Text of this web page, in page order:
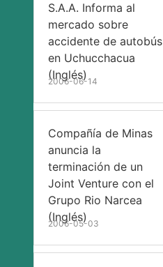
S.A.A. Informa al
mercado sobre
accidente de autobús
en Uchucchacua
(Inglés)
2006-06-14
Compañía de Minas
anuncia la
terminación de un
Joint Venture con el
Grupo Rio Narcea
(Inglés)
2006-05-03